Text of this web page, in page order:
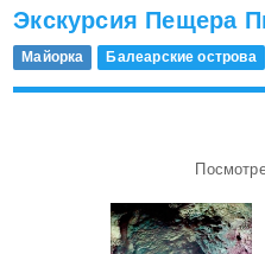
Экскурсия Пещера
Майорка Балеарские острова